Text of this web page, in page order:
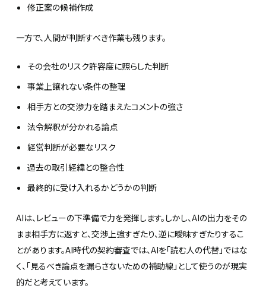
修正案の候補作成
一方で、人間が判断すべき作業も残ります。
その会社のリスク許容度に照らした判断
事業上譲れない条件の整理
相手方との交渉力を踏まえたコメントの強さ
法令解釈が分かれる論点
経営判断が必要なリスク
過去の取引経緯との整合性
最終的に受け入れるかどうかの判断
AIは、レビューの下準備で力を発揮します。しかし、AIの出力をその
まま相手方に返すと、交渉上強すぎたり、逆に曖昧すぎたりするこ
とがあります。AI時代の契約審査では、AIを「読む人の代替」ではな
く、「見るべき論点を漏らさないための補助線」として使うのが現実
的だと考えています。